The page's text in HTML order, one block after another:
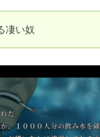
凄い奴